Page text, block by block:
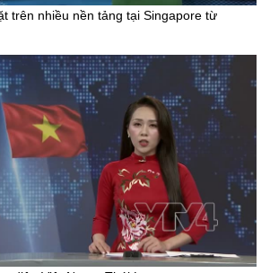
trên nhiều nền tảng tại Singapore từ